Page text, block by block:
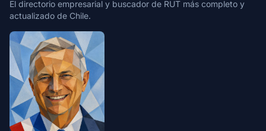
El directorio empresarial y buscador de RUT más completo y
actualizado de Chile.